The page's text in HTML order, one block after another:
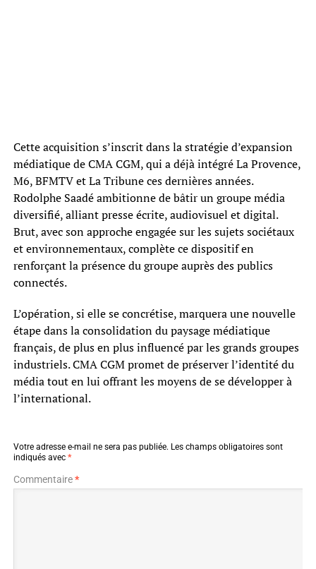
Cette acquisition s’inscrit dans la stratégie d’expansion
médiatique de CMA CGM, qui a déjà intégré La Provence,
M6, BFMTV et La Tribune ces dernières années.
Rodolphe Saadé ambitionne de bâtir un groupe média
diversifié, alliant presse écrite, audiovisuel et digital.
Brut, avec son approche engagée sur les sujets sociétaux
et environnementaux, complète ce dispositif en
renforçant la présence du groupe auprès des publics
connectés.
L’opération, si elle se concrétise, marquera une nouvelle
étape dans la consolidation du paysage médiatique
français, de plus en plus influencé par les grands groupes
industriels. CMA CGM promet de préserver l’identité du
média tout en lui offrant les moyens de se développer à
l’international.
Votre adresse e-mail ne sera pas publiée. Les champs obligatoires sont
indiqués avec *
Commentaire*